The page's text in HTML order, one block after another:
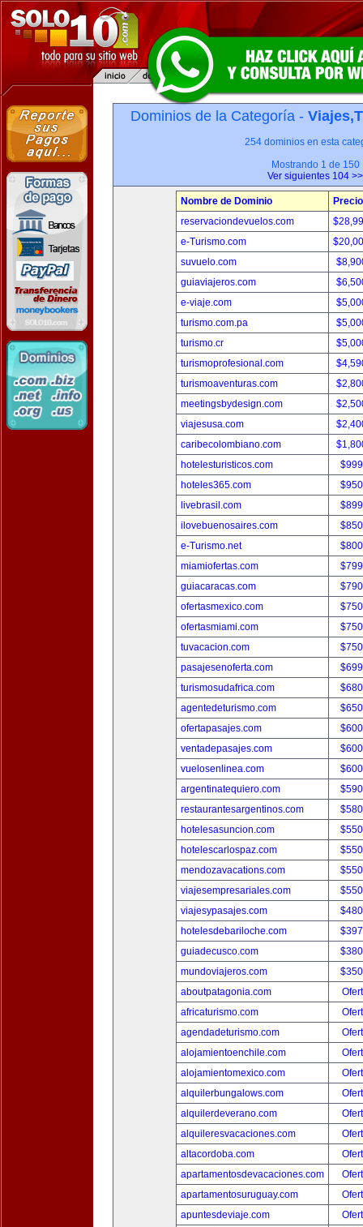
Dominios de la Categoría -
254 dominios en esta
Mostrando 1 de 150
Ver siguientes 104 >>
Nombre de Dominio
Precio
reservaciondevuelos.com
e-Turismo.com
suvuelo.com
guiaviajeros.com
e-viaje.com
turismo.com.pa
turismo.cr
turismoprofesional.com
turismoaventuras.com
meetingsbydesign.com
viajesusa.com
caribecolombiano.com
hotelesturisticos.com
hoteles365.com
livebrasil.com
ilovebuenosaires.com
e-Turismo.net
miamiofertas.com
guiacaracas.com
ofertasmexico.com
ofertasmiami.com
tuvacacion.com
pasajesenoferta.com
turismosudafrica.com
agentedeturismo.com
ofertapasajes.com
ventadepasajes.com
vuelosenlinea.com
argentinatequiero.com
restaurantesargentinos.com
hotelesasuncion.com
hotelescarlospaz.com
mendozavacations.com
viajesempresariales.com
viajesypasajes.com
hotelesdebariloche.com
guiadecusco.com
mundoviajeros.com
aboutpatagonia.com
africaturismo.com
agendadeturismo.com
alojamientoenchile.com
alojamientomexico.com
alquilerbungalows.com
alquilerdeverano.com
alquileresvacaciones.com
altacordoba.com
apartamentosdevacaciones.com
apartamentosuruguay.com
apuntesdeviaje.com